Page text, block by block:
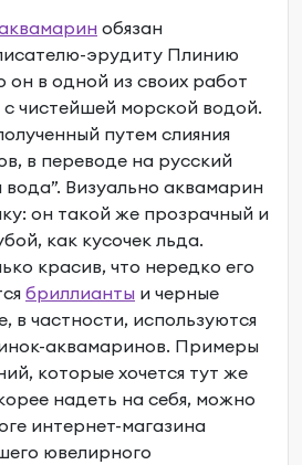
обязан
эрудиту Плинию
в одной из своих работ
чистейшей морской водой.
путем слияния
в переводе на русский
вода”. Визуально аквамарин
он такой же прозрачный и
как кусочек льда.
красив, что нередко его
бриллианты и черные
в частности, используются
аквамаринов. Примеры
которые хочется тут же
надеть на себя, можно
интернет-магазина
ювелирного